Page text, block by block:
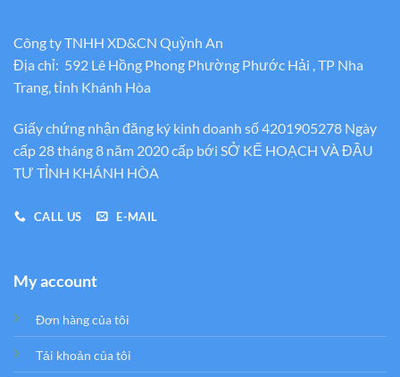
Công ty TNHH XD&CN Quỳnh An
Địa chỉ: 592 Lê Hồng Phong Phường Phước Hải , TP Nha
Trang, tỉnh Khánh Hòa
Giấy chứng nhận đăng ký kinh doanh số 4201905278 Ngày
cấp 28 tháng 8 năm 2020 cấp bới SỞ KẾ HOẠCH VÀ ĐẦU
TƯ TỈNH KHÁNH HÒA
CALL US E-MAIL
My account
Đơn hàng của tôi
Tải khoản của tôi